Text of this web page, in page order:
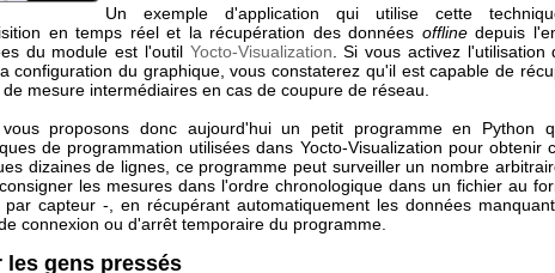
Un exemple d'application qui utilise cette
en temps réel et la récupération des données offlinedepuis
du module est l'outil Yocto-Visualization . Si vous activez
configuration du graphique, vous constaterez qu'il est capable de
de mesure intermédiaires en cas de coupure de réseau.
proposons donc aujourd'hui un petit programme en Python
de programmation utilisées dans Yocto-Visualization pour obtenir
dizaines de lignes, ce programme peut surveiller un nombre
les mesures dans l'ordre chronologique dans un fichier au
par capteur -, en récupérant automatiquement les données
connexion ou d'arrêt temporaire du programme.
les gens pressés